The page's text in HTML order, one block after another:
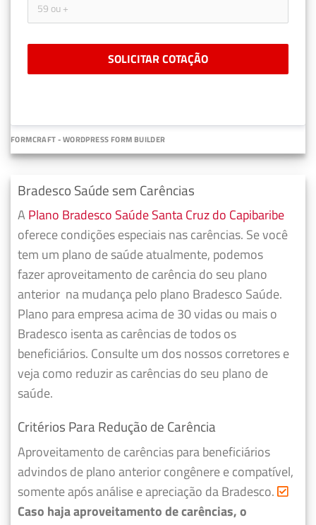
SOLICITAR COTAÇÃO
FORMCRAFT - WORDPRESS FORM BUILDER
Bradesco Saúde sem Carências
A Plano Bradesco Saúde Santa Cruz do Capibaribe
oferece condições especiais nas carências. Se você
tem um plano de saúde atualmente, podemos
fazeraproveitamento de carência do seu plano
anterior na mudança pelo plano Bradesco Saúde.
Plano para empresa acima de 30 vidas ou mais o
Bradesco isenta as carências de todos os
beneficiários. Consulte um dos nossos corretores e
veja como reduzir as carências do seu plano de
saúde.
Critérios Para Redução de Carência
Aproveitamento de carências para beneficiários
advindos de plano anterior congênere e compatível,
somente após análise e apreciação da Bradesco.
Caso haja aproveitamento de carências, o